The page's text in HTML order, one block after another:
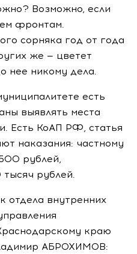
Возможно, если
фронтам.
сорняка год от года
же — цветет
нее никому дела.
есть
выявлять места
Есть КоАП РФ, статья
наказания: частному
рублей,
рублей.
отдела внутренних
краю
АБРОХИМОВ: